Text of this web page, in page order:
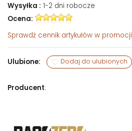
Wysyłka : 1-2 dni robocze
Ocena:
Sprawdź cennik artykułów w promocji
Ulubione: Dodaj do ulubionych
Producent: